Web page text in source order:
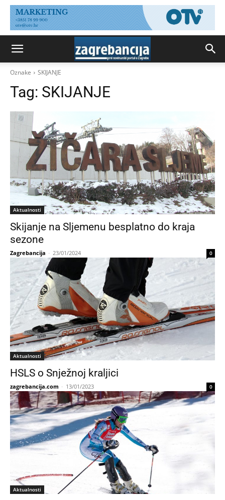
Oznake SKIJANJE
Tag: SKIJANJE
Aktualnosti
Skijanje na Sljemenu besplatno do kraja
sezone
Zagrebancija - 23/01/2024 0
Aktualnosti
HSLS o Snježnoj kraljici
zagrebancija.com - 13/01/2023 0
Aktualnosti